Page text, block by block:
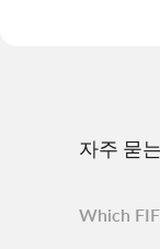
자주 묻
Which